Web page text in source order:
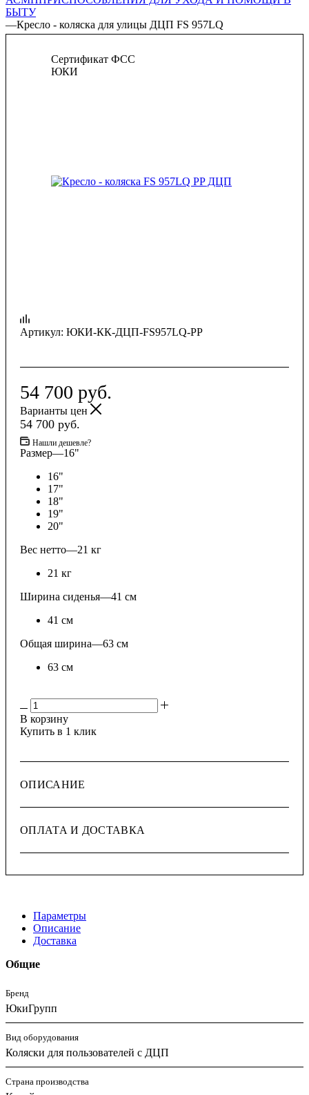
БЫТУ
—Кресло - коляска для улицы ДЦП FS 957LQ
Сертификат ФСС
ЮКИ
Артикул: ЮКИ-КК-ДЦП-FS957LQ-PP
54 700 руб.
Варианты цен
54 700 руб.
Нашли дешевле?
Размер—16"
16"
17"
18"
19"
20"
Вес нетто—21 кг
21 кг
Ширина сиденья—41 см
41 см
Общая ширина—63 см
63 см
В корзину
Купить в 1 клик
ОПИСАНИЕ
ОПЛАТА И ДОСТАВКА
Параметры
Описание
Доставка
Общие
Бренд
ЮкиГрупп
Вид оборудования
Коляски для пользователей с ДЦП
Страна производства